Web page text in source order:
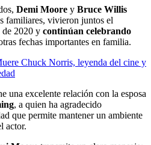
Demi Moore y Bruce Willis
familiares, vivieron juntos el
de 2020 y continúan celebrando
fechas importantes en familia.
Chuck Norris, leyenda del cine y
una excelente relación con la esposa
, a quien ha agradecido
que permite mantener un ambiente
actor.